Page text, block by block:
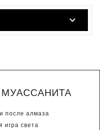

после алмаза
игра света